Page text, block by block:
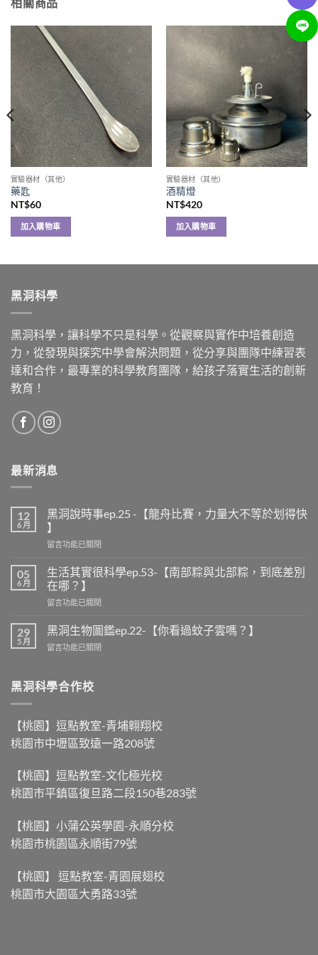
實驗器材（其他）
藥匙
NT$60
加入購物車
實驗器材（其他）
酒精燈
NT$420
加入購物車
黑洞科學
黑洞科學，讓科學不只是科學。從觀察與實作中培養創造
力，從發現與探究中學會解決問題，從分享與團隊中練習表
達和合作，最專業的科學教育團隊，給孩子落實生活的創新
教育！
最新消息
12
6 月
黑洞說時事ep.25 -【龍舟比賽，力量大不等於划得快
】
在
洞
說
時
事
-
舟
力
不
等
於
得
】〉
留言功能已關閉
05
6 月
生活其實很科學ep.53-【南部粽與北部粽，到底差別
在哪？】
在
活
其
實
學
部
粽
與
部
粽，
到
差
別
在
留言功能已關閉
29
5 月
黑洞生物圖鑑ep.22-【你看過蚊子雲嗎？】
在
生
物
鑑
ep.22-
【你
蚊
子
中
留言功能已關閉
黑洞科學合作校
【桃園】逗點教室-青埔翱翔校
桃園市中壢區致遠一路208號
【桃園】逗點教室-文化極光校
桃園市平鎮區復旦路二段150巷283號
【桃園】小蒲公英學園-永順分校
桃園市桃園區永順街79號
【桃園】 逗點教室-青園展翅校
桃園市大園區大勇路33號